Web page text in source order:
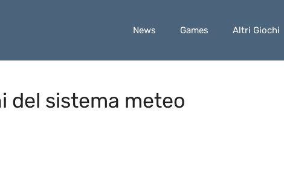
News Games Altri Giochi
del sistema meteo